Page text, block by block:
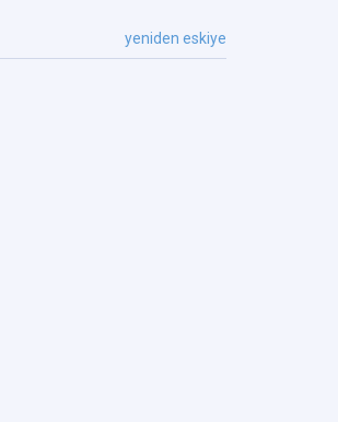
yeniden eskiye